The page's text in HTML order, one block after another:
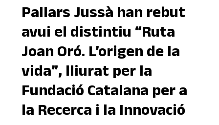
Pallars Jussà han rebut
avui el distintiu “Ruta
Joan Oró. L’origen de la
vida”, lliurat per la
Fundació Catalana per a
la Recerca i la Innovació